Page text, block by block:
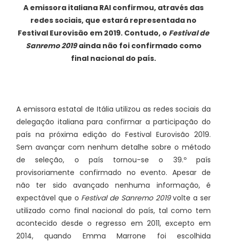
A emissora italiana RAI confirmou, através das
redes sociais, que estará representada no
Festival Eurovisão em 2019. Contudo, o Festival de
Sanremo 2019ainda não foi confirmado como
final nacional do país.
A emissora estatal de Itália utilizou as redes sociais da
delegação italiana para confirmar a participação do
país na próxima edição do Festival Eurovisão 2019.
Sem avançar com nenhum detalhe sobre o método
de seleção, o país tornou-se o 39.º país
provisoriamente confirmado no evento. Apesar de
não ter sido avançado nenhuma informação, é
expectável que o Festival de Sanremo 2019volte a ser
utilizado como final nacional do país, tal como tem
acontecido desde o regresso em 2011, excepto em
2014, quando Emma Marrone foi escolhida